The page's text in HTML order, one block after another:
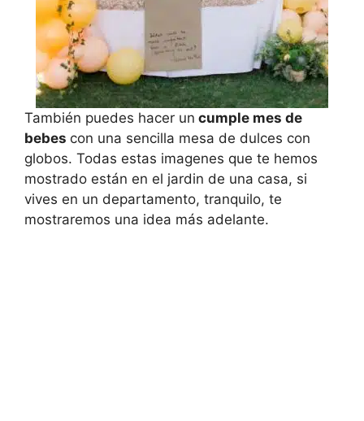
También puedes hacer un cumple mes de
bebes con una sencilla mesa de dulces con
globos. Todas estas imagenes que te hemos
mostrado están en el jardin de una casa, si
vives en un departamento, tranquilo, te
mostraremos una idea más adelante.